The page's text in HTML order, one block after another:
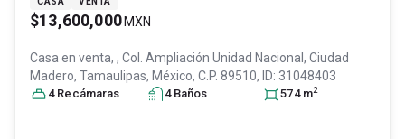
$13,600,000 MXN
Casa en venta, , Col. Ampliación Unidad Nacional, Ciudad
Madero, Tamaulipas, México, C.P. 89510, ID: 31048403
4 Recámaras 4 Baños 574 m2